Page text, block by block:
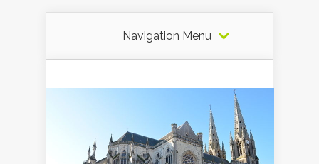
Navigation Menu